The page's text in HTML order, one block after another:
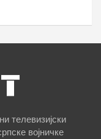
телевизијски
војничке